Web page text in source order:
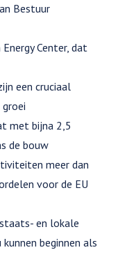
Bestuur
Center, dat
een cruciaal
met bijna 2,5
de bouw
meer dan
voor de EU
en lokale
beginnen als